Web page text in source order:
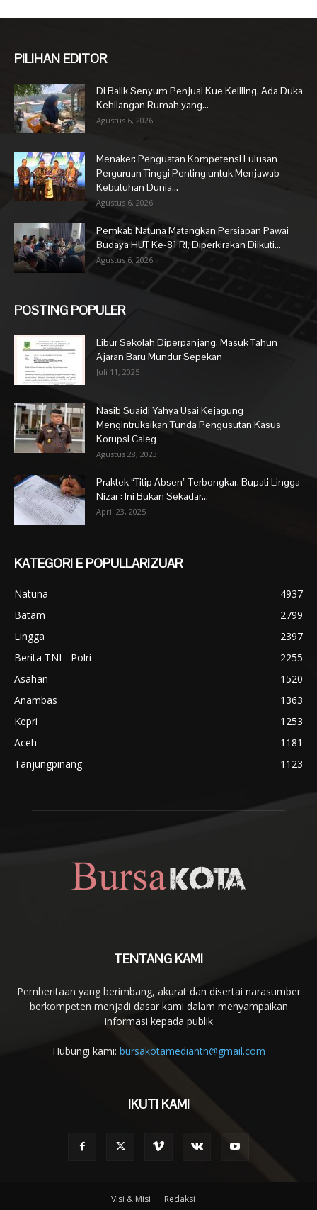
PILIHAN EDITOR
Di Balik Senyum Penjual Kue Keliling, Ada Duka
Kehilangan Rumah yang...
Agustus 6, 2026
Menaker: Penguatan Kompetensi Lulusan
Perguruan Tinggi Penting untuk Menjawab
Kebutuhan Dunia...
Agustus 6, 2026
Pemkab Natuna Matangkan Persiapan Pawai
Budaya HUT Ke-81 RI, Diperkirakan Diikuti...
Agustus 6, 2026
POSTING POPULER
Libur Sekolah Diperpanjang, Masuk Tahun
Ajaran Baru Mundur Sepekan
Juli 11, 2025
Nasib Suaidi Yahya Usai Kejagung
Mengintruksikan Tunda Pengusutan Kasus
Korupsi Caleg
Agustus 28, 2023
Praktek “Titip Absen” Terbongkar, Bupati Lingga
Nizar : Ini Bukan Sekadar...
April 23, 2025
KATEGORI E POPULLARIZUAR
Natuna
4937
Batam
2799
Lingga
2397
Berita TNI - Polri
2255
Asahan
1520
Anambas
1363
Kepri
1253
Aceh
1181
Tanjungpinang
1123
TENTANG KAMI
Pemberitaan yang berimbang, akurat dan disertai narasumber
berkompeten menjadi dasar kami dalam menyampaikan
informasi kepada publik
Hubungi kami: bursakotamediantn@gmail.com
IKUTI KAMI
Visi & Misi
Redaksi